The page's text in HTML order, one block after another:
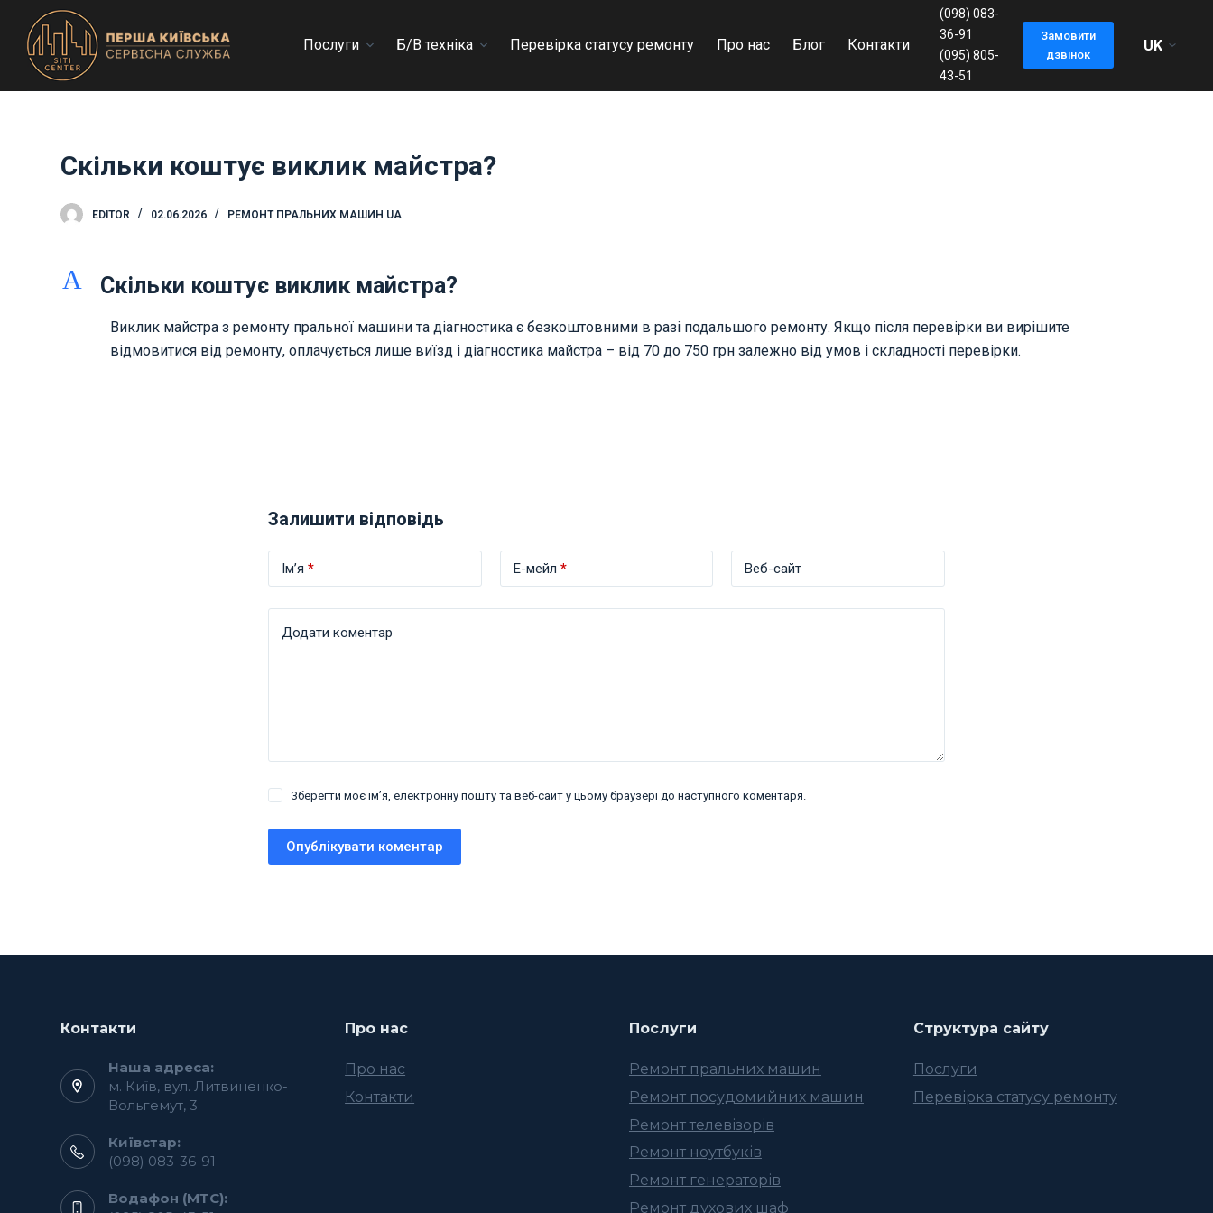
е
Послуги Б/В техніка Перевірка статусу ремонту Про нас Блог Контакти
(098) 083-
36-91
(095) 805-
43-51
Замовити
дзвінок
Скільки коштує виклик майстра?
EDITOR 02.06.2026 РЕМОНТ ПРАЛЬНИХ МАШИН UA
A Скільки коштує виклик майстра?
Виклик майстра з ремонту пральної машини та діагностика є безкоштовними в разі подальшого ремонту. Якщо після перевірки ви вирішите
відмовитися від ремонту, оплачується лише виїзд і діагностика майстра – від 70 до 750 грн залежно від умов і складності перевірки.
Залишити відповідь
Ім’я * Е-мейл * Веб-сайт
Додати коментар
Зберегти моє ім’я, електронну пошту та веб-сайт у цьому браузері до наступного коментаря.
Опублікувати коментар
Контакти
Наша адреса:
м. Київ, вул. Литвиненко-
Вольгемут, 3
Київстар:
(098) 083-36-91
Водафон (МТС):
Про нас
Про нас
Контакти
Послуги
Ремонт пральних машин
Ремонт посудомийних машин
Ремонт телевізорів
Ремонт ноутбуків
Ремонт генераторів
Ремонт духових шаф
Структура сайту
Послуги
Перевірка статусу ремонту